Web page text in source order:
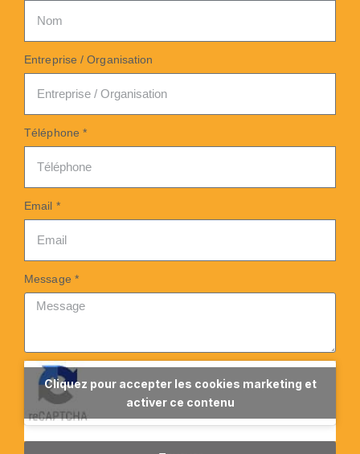
Entreprise / Organisation
Téléphone *
Email *
Message *
Cliquez pour accepter les cookies marketing et
activer ce contenu